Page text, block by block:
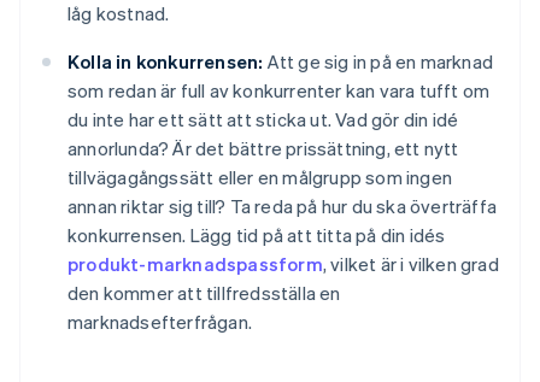
låg kostnad.
Kolla in konkurrensen: Att ge sig in på en marknad
som redan är full av konkurrenter kan vara tufft om
du inte har ett sätt att sticka ut. Vad gör din idé
annorlunda? Är det bättre prissättning, ett nytt
tillvägagångssätt eller en målgrupp som ingen
annan riktar sig till? Ta reda på hur du ska överträffa
konkurrensen. Lägg tid på att titta på din idés
produkt-marknadspassform, vilket är i vilken grad
den kommer att tillfredsställa en
marknadsefterfrågan.